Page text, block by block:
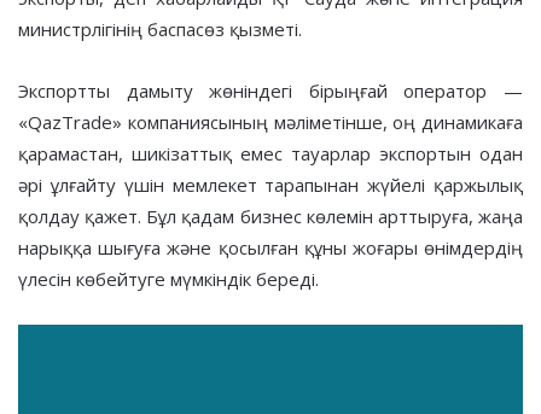
министрлігінің баспасөз қызметі.
Экспортты дамыту жөніндегі бірыңғай оператор —
«QazTrade» компаниясының мәліметінше, оң динамикаға
қарамастан, шикізаттық емес тауарлар экспортын одан
әрі ұлғайту үшін мемлекет тарапынан жүйелі қаржылық
қолдау қажет. Бұл қадам бизнес көлемін арттыруға, жаңа
нарыққа шығуға және қосылған құны жоғары өнімдердің
үлесін көбейтуге мүмкіндік береді.